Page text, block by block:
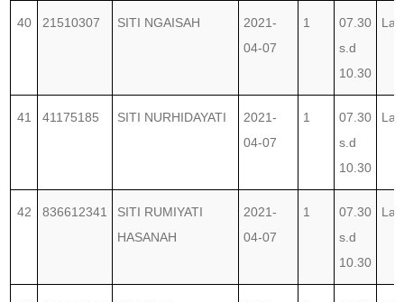
40 21510307 SITI NGAISAH
2021-
04-07
1
07.30
s.d
10.30
41 41175185 SITI NURHIDAYATI
2021-
04-07
1
07.30
s.d
10.30
42 836612341
SITI RUMIYATI
HASANAH
2021-
04-07
1
07.30
s.d
10.30